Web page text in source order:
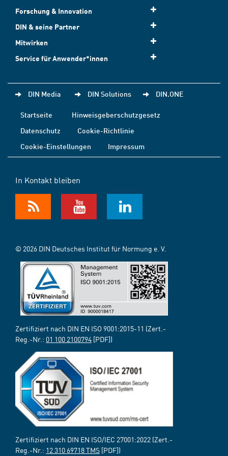
Forschung & Innovation
DIN & seine Partner
Mitwirken
Service für Anwender*innen
DIN Media DIN Solutions DIN.ONE
Startseite
Hinweisgeberschutzgesetz
Datenschutz
Cookie-Richtlinie
Cookie-Einstellungen
Impressum
In Kontakt bleiben
© 2026 DIN Deutsches Institut für Normung e. V.
Zertifiziert nach DIN EN ISO 9001:2015-11 (Zert.-
Reg.-Nr.: 01 100 2100794 [PDF])
Zertifiziert nach DIN EN ISO/IEC 27001:2022 (Zert.-
Reg.-Nr.: 12 310 69718 TMS [PDF])